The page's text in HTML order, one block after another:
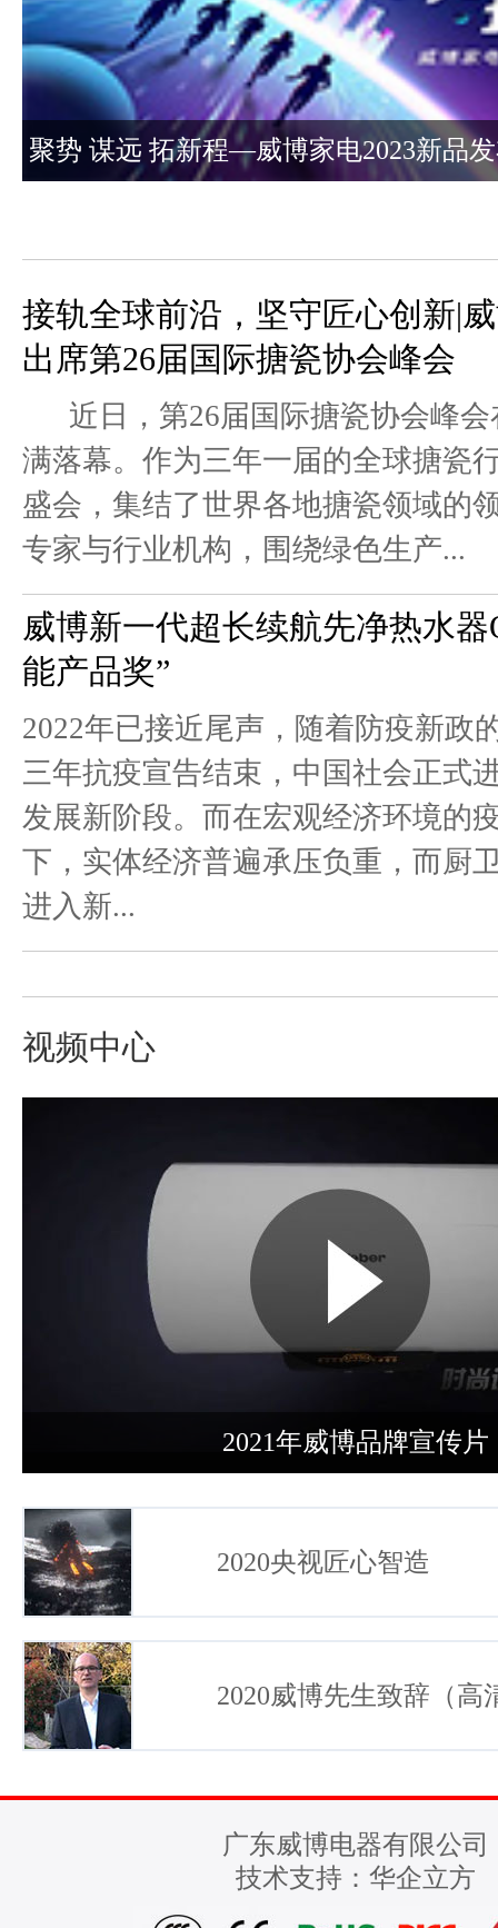
聚势 谋远 拓新程—威博家电2023新品
接轨全球前沿，坚守匠心创新|
出席第26届国际搪瓷协会峰会
近日，第26届国际搪瓷协会峰会
满落幕。作为三年一届的全球搪瓷
盛会，集结了世界各地搪瓷领域的
专家与行业机构，围绕绿色生产...
威博新一代超长续航先净热水器
能产品奖”
2022年已接近尾声，随着防疫新政
三年抗疫宣告结束，中国社会正式
发展新阶段。而在宏观经济环境的
下，实体经济普遍承压负重，而厨
进入新...
视频中心
2021年威博品牌宣传片
2020央视匠心智造
2020威博先生致辞（高
广东威博电器有限公司
技术支持： 华企立方